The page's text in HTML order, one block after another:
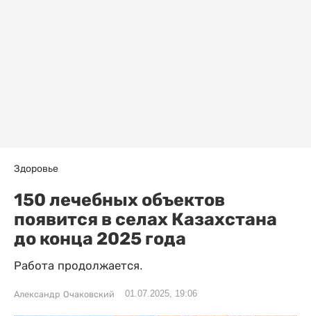
Здоровье
150 лечебных объектов
появится в селах Казахстана
до конца 2025 года
Работа продолжается.
Александр Очаковский 01.07.2025, 19:06